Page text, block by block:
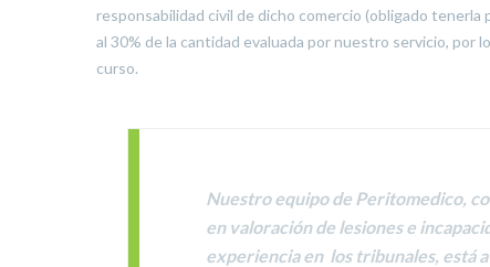
responsabilidad civil de dicho comercio (obligado
al 30% de la cantidad evaluada por nuestro servicio, por
curso.
Nuestro equipo de Peritomedico,
en valoración de lesiones e
experiencia en los tribunales, está